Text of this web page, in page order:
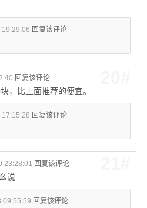
回复该评论
回复该评论
，比上面推荐的便宜。
回复该评论
23:28:01 回复该评论
说
09:55:59 回复该评论